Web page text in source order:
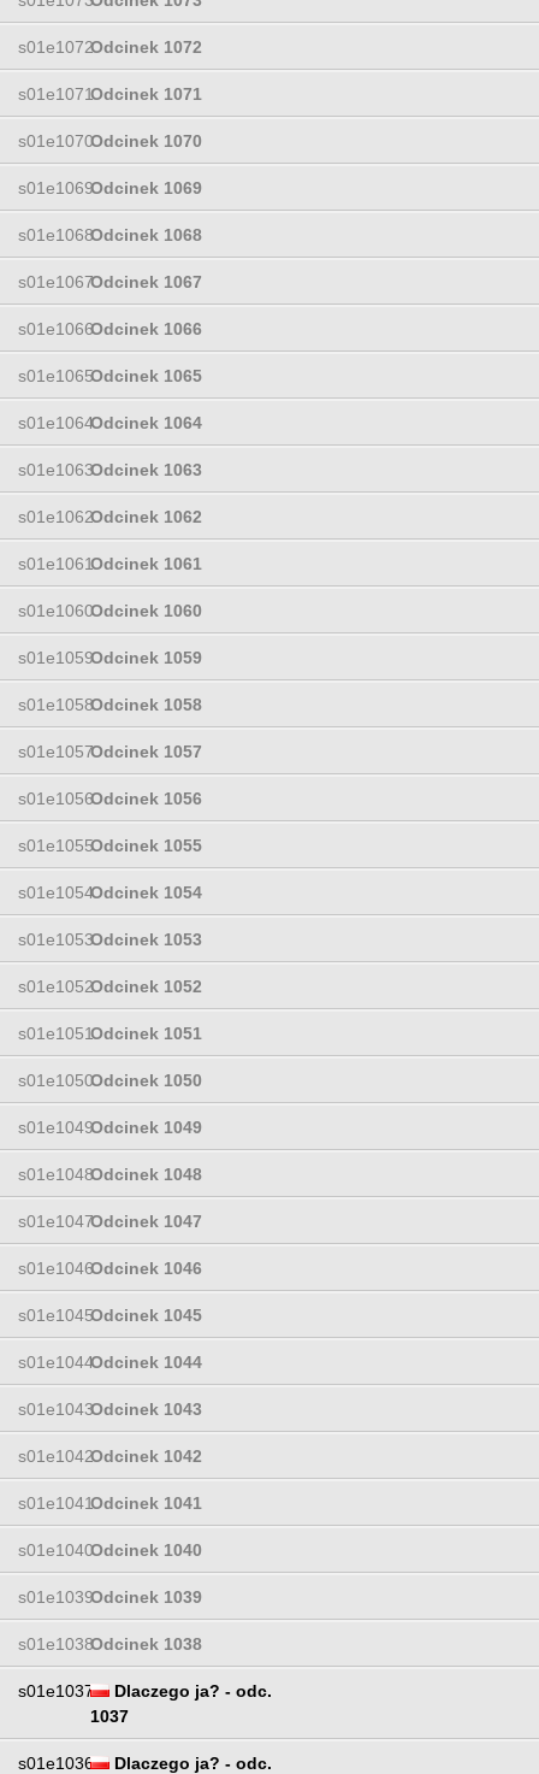
s01e1072Odcinek 1072
s01e1071Odcinek 1071
s01e1070Odcinek 1070
s01e1069Odcinek 1069
s01e1068Odcinek 1068
s01e1067Odcinek 1067
s01e1066Odcinek 1066
s01e1065Odcinek 1065
s01e1064Odcinek 1064
s01e1063Odcinek 1063
s01e1062Odcinek 1062
s01e1061Odcinek 1061
s01e1060Odcinek 1060
s01e1059Odcinek 1059
s01e1058Odcinek 1058
s01e1057Odcinek 1057
s01e1056Odcinek 1056
s01e1055Odcinek 1055
s01e1054Odcinek 1054
s01e1053Odcinek 1053
s01e1052Odcinek 1052
s01e1051Odcinek 1051
s01e1050Odcinek 1050
s01e1049Odcinek 1049
s01e1048Odcinek 1048
s01e1047Odcinek 1047
s01e1046Odcinek 1046
s01e1045Odcinek 1045
s01e1044Odcinek 1044
s01e1043Odcinek 1043
s01e1042Odcinek 1042
s01e1041Odcinek 1041
s01e1040Odcinek 1040
s01e1039Odcinek 1039
s01e1038Odcinek 1038
s01e1037
Dlaczego ja? - odc.
1037
s01e1036
Dlaczego ja? - odc.